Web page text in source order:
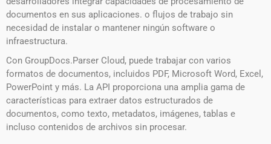
documentos en sus aplicaciones. o flujos de trabajo sin
necesidad de instalar o mantener ningún software o
infraestructura.
Con GroupDocs.Parser Cloud, puede trabajar con varios
formatos de documentos, incluidos PDF, Microsoft Word, Excel,
PowerPoint y más. La API proporciona una amplia gama de
características para extraer datos estructurados de
documentos, como texto, metadatos, imágenes, tablas e
incluso contenidos de archivos sin procesar.